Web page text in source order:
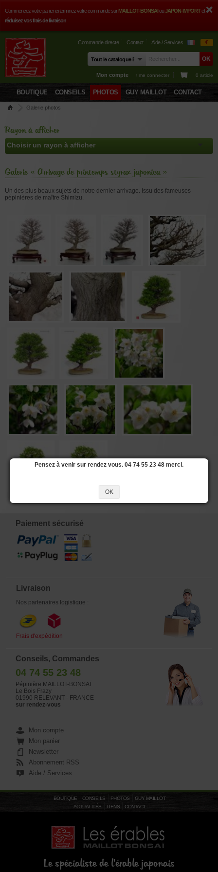
Commencez votre panier ici terminez votre commande surMAILLOT-BONSAIouJAPON-IMPORTet
réduisez vos frais de livraison
Commande directe Contact Aide / Services €
Mon compte › me connecter 0 article
BOUTIQUE CONSEILS PHOTOS GUY MAILLOT CONTACT
Galerie photos
Rayon à afficher
Galerie « Arrivage de printemps styrax japonica »
Un des plus beaux sujets de notre dernier arrivage. Issu des fameuses
pépinières de maître Shimizu.
Paiement sécurisé
Livraison
Nos partenaires logistique :
Frais d'expédition
Conseils, Commandes
04 74 55 23 48
Pépinière MAILLOT-BONSAÏ
Le Bois Frazy
01990 RELEVANT - FRANCE
sur rendez-vous
Mon compte
Mon panier
Newsletter
Abonnement RSS
Aide / Services
BOUTIQUE CONSEILS PHOTOS
GUY MAILLOT
ACTUALITÉS
LIENS CONTACT
Le spécialiste de l'érable japonais
Pensez à venir sur rendez vous. 04 74 55 23 48 merci.
OK